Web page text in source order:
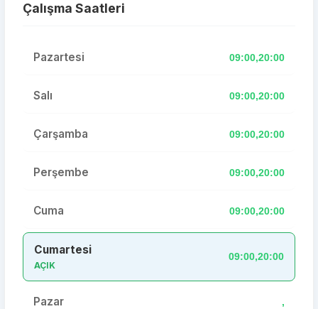
Çalışma Saatleri
Pazartesi 09:00,20:00
Salı 09:00,20:00
Çarşamba 09:00,20:00
Perşembe 09:00,20:00
Cuma 09:00,20:00
Cumartesi
AÇIK
09:00,20:00
Pazar ,